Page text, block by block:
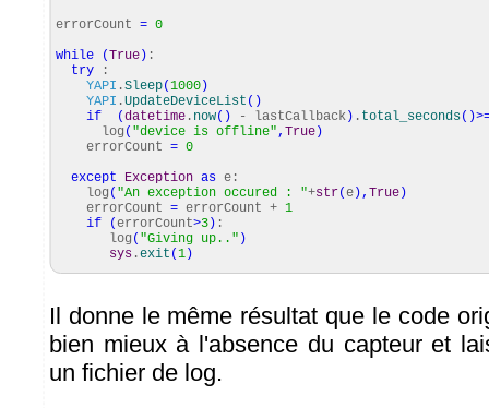
errorCount = 0
while
(True ) :
try :
YAPI .Sleep(1000 )
YAPI .UpdateDeviceList ( )
if
(datetime . now( ) - lastCallback ) . total_seconds( )
log ( "device is offline", True )
errorCount = 0
except
Exception as e:
log ( "An exception occured : "+str(e ), True )
errorCount = errorCount + 1
if
(errorCount>3 ) :
log ( "Giving up.." )
sys .exit (1 )
Il donne le même résultat que le code
bien mieux à l'absence du capteur et
un fichier de log.